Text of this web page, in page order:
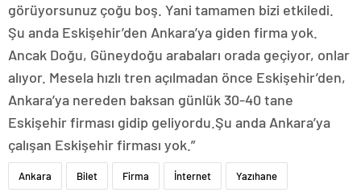
görüyorsunuz çoğu boş. Yani tamamen bizi etkiledi.
Şu anda Eskişehir’den Ankara’ya giden firma yok.
Ancak Doğu, Güneydoğu arabaları orada geçiyor, onlar
alıyor. Mesela hızlı tren açılmadan önce Eskişehir’den,
Ankara’ya nereden baksan günlük 30-40 tane
Eskişehir firması gidip geliyordu.Şu anda Ankara’ya
çalışan Eskişehir firması yok.”
Ankara Bilet Firma İnternet Yazıhane